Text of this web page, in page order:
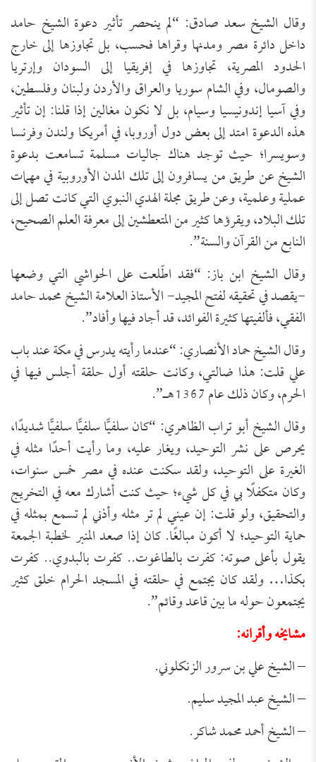
وقال الشيخ سعد صادق: “لم ينحصر تأثير دعوة الشيخ حامد
داخل دائرة مصر ومدنها وقراها فحسب، بل تجاوزها إلى خارج
الحدود المصرية، تجاوزها في إفريقيا إلى السودان وإرتريا
والصومال، وفي الشام سوريا والعراق والأردن ولبنان وفلسطين،
وفي آسيا إندونيسيا وسيام، بل لا نكون مغالين إذا قلنا: إن تأثير
هذه الدعوة امتد إلى بعض دول أوروبا، في أمريكا ولندن وفرنسا
وسويسرا؛ حيث توجد هناك جاليات مسلمة تسامعت بدعوة
الشيخ عن طريق من يسافرون إلى تلك المدن الأوروبية في مهمات
عملية وعلمية، وعن طريق مجلة الهدي النبوي التي كانت تصل إلى
تلك البلاد، ويقرؤها كثير من المتعطشين إلى معرفة العلم الصحيح،
النابع من القرآن والسنة”.
وقال الشيخ ابن باز: “فقد اطّلعت على الحواشي التي وضعها
-يقصد في تحقيقه لفتح المجيد- الأستاذ العلامة الشيخ محمد حامد
الفقي، فألفيتها كثيرة الفوائد، قد أجاد فيها وأفاد”.
وقال الشيخ حماد الأنصاري: “عندما رأيته يدرس في مكة عند باب
علي قلت: هذا ضالتي، وكانت حلقته أول حلقة أجلس فيها في
الحرم، وكان ذلك عام 1367هـ”.
وقال الشيخ أبو تراب الظاهري: “كان سلفيًّا سلفيًّا سلفيًّا شديدًا،
يحرص على نشر التوحيد، ويغار عليه، وما رأيت أحدًا مثله في
الغيرة على التوحيد، ولقد سكنت عنده في مصر خمس سنوات،
وكان متكفلًا بي في كل شيء؛ حيث كنت أشارك معه في التخريج
والتحقيق، ولو قلت: إن عيني لم تر مثله وأذني لم تسمع بمثله في
حماية التوحيد؛ لا أكون مبالغًا. كان إذا صعد المنبر لخطبة الجمعة
يقول بأعلى صوته: كفرت بالطاغوت.. كفرت بالبدوي.. كفرت
بكذا… ولقد كان يجتمع في حلقته في المسجد الحرام خلق كثير
يجتمعون حوله ما بين قاعد وقائم”.
مشايخه وأقرانه:
– الشيخ علي بن سرور الزنكلوني.
– الشيخ عبد المجيد سليم.
– الشيخ أحمد محمد شاكر.